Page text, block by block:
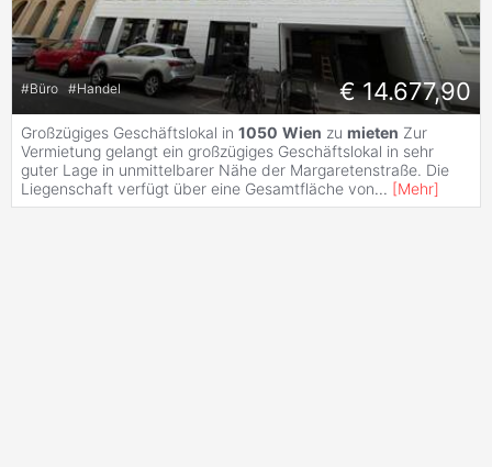
#Büro #Handel € 14.677,90
Großzügiges Geschäftslokal in 1050 Wien zu mieten Zur
Vermietung gelangt ein großzügiges Geschäftslokal in sehr
guter Lage in unmittelbarer Nähe der Margaretenstraße. Die
Liegenschaft verfügt über eine Gesamtfläche von... [Mehr]